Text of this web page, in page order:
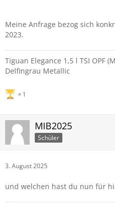
Meine Anfrage bezog sich
2023.
Tiguan Elegance 1,5 l TSI OPF
Delfingrau Metallic
1
MIB2025
Schüler
3. August 2025
und welchen hast du nun für